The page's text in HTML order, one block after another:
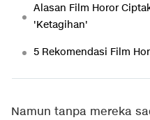
Alasan Film Horor
'Ketagihan'
5 Rekomendasi Film
Namun tanpa mereka